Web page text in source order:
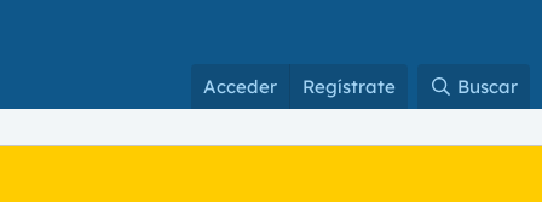
Acceder Regístrate Buscar